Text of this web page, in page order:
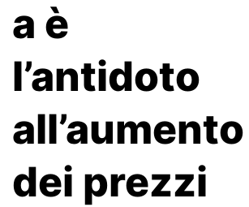
a è
l’antidoto
all’aumento
dei prezzi